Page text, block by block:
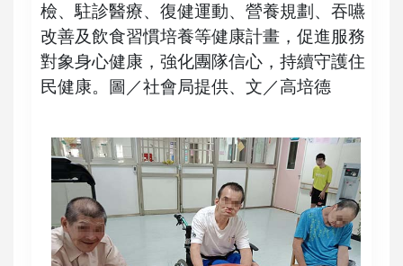
檢、駐診醫療、復健運動、營養規劃、吞嚥
改善及飲食習慣培養等健康計畫，促進服務
對象身心健康，強化團隊信心，持續守護住
民健康。圖／社會局提供、文／高培德